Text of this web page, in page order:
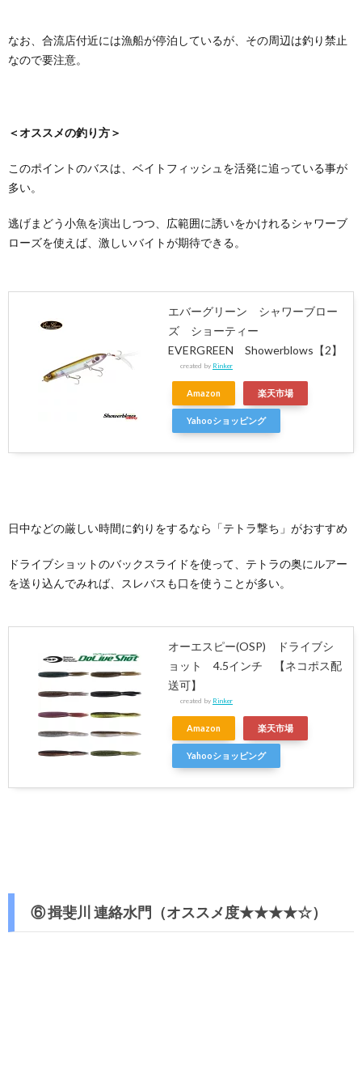
なお、合流店付近には漁船が停泊しているが、その周辺は釣り禁止
なので要注意。
＜オススメの釣り方＞
このポイントのバスは、ベイトフィッシュを活発に追っている事が
多い。
逃げまどう小魚を演出しつつ、広範囲に誘いをかけれるシャワーブ
ローズを使えば、激しいバイトが期待できる。
エバーグリーン シャワーブロー
ズ ショーティー
EVERGREEN Showerblows【2】
created by Rinker
Amazon 楽天市場
Yahooショッピング
日中などの厳しい時間に釣りをするなら「テトラ撃ち」がおすすめ
ドライブショットのバックスライドを使って、テトラの奥にルアー
を送り込んでみれば、スレバスも口を使うことが多い。
オーエスピー(OSP) ドライブシ
ョット 4.5インチ 【ネコポス配
送可】
created by Rinker
Amazon 楽天市場
Yahooショッピング
⑥ 揖斐川 連絡水門（オススメ度★★★★☆）